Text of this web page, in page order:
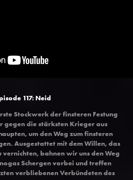
117: Neid
Stockwerk der finsteren Festung
gegen die stärksten Krieger aus
um den Weg zum finsteren
Ausgestattet mit dem Willen, das
vernichten, bahnen wir uns den Weg
Schergen vorbei und treffen
verbliebenen Verbündeten des